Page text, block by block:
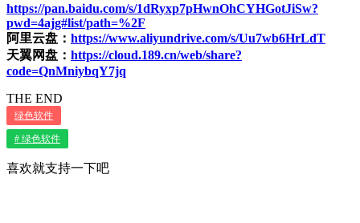
https://pan.baidu.com/s/1dRyxp7pHwnOhCYHGotJiSw?
pwd=4ajg#list/path=%2F
阿里云盘： https://www.aliyundrive.com/s/Uu7wb6HrLdT
天翼网盘： https://cloud.189.cn/web/share?
code=QnMniybqY7jq
THE END
绿色软件
# 绿色软件
喜欢就支持一下吧